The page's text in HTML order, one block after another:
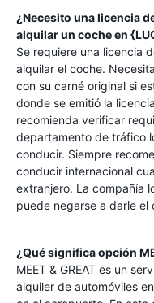
¿Necesito una licencia
alquilar un coche en
Se requiere una licencia
alquilar el coche.
con su carné original si
donde se emitió la
recomienda verificar
departamento de tráfico
conducir. Siempre
conducir internacional
extranjero. La compañía
puede negarse a darle el
¿Qué significa opción
MEET & GREAT es un
alquiler de automóviles